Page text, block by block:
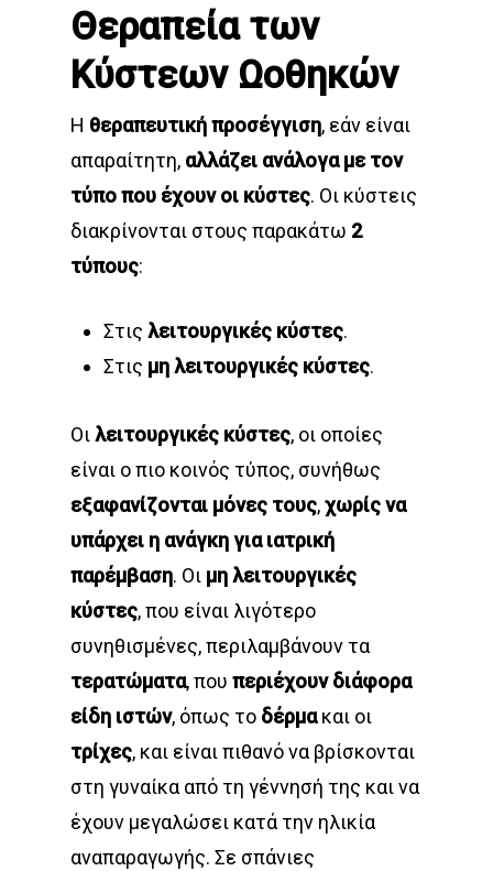
Θεραπεία των
Κύστεων Ωοθηκών
Η θεραπευτική προσέγγιση, εάν είναι
απαραίτητη, αλλάζει ανάλογα με τον
τύπο που έχουν οι κύστες. Οι κύστεις
διακρίνονται στους παρακάτω 2
τύπους:
Στις λειτουργικές κύστες.
Στις μη λειτουργικές κύστες.
Οι λειτουργικές κύστες, οι οποίες
είναι ο πιο κοινός τύπος, συνήθως
εξαφανίζονται μόνες τους,χωρίς να
υπάρχει η ανάγκη για ιατρική
παρέμβαση. Οι μη λειτουργικές
κύστες, που είναι λιγότερο
συνηθισμένες, περιλαμβάνουν τα
τερατώματα, που περιέχουν διάφορα
είδη ιστών, όπως το δέρμακαι οι
τρίχες, και είναι πιθανό να βρίσκονται
στη γυναίκα από τη γέννησή της και να
έχουν μεγαλώσει κατά την ηλικία
αναπαραγωγής. Σε σπάνιες